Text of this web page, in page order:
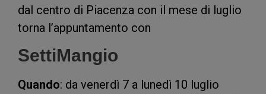
dal centro di Piacenza con il mese di luglio
torna l’appuntamento con
SettiMangio
Quando: da venerdì 7 a lunedì 10 luglio